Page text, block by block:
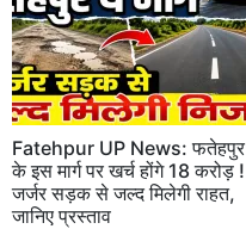
Fatehpur UP News: फतेहपुर
के इस मार्ग पर खर्च होंगे 18 करोड़ !
जर्जर सड़क से जल्द मिलेगी राहत,
जानिए प्रस्ताव